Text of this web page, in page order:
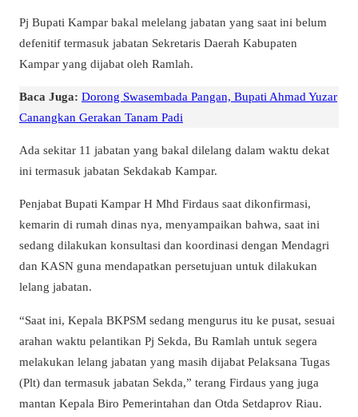
Pj Bupati Kampar bakal melelang jabatan yang saat ini belum
defenitif termasuk jabatan Sekretaris Daerah Kabupaten
Kampar yang dijabat oleh Ramlah.
Baca Juga: Dorong Swasembada Pangan, Bupati Ahmad Yuzar
Canangkan Gerakan Tanam Padi
Ada sekitar 11 jabatan yang bakal dilelang dalam waktu dekat
ini termasuk jabatan Sekdakab Kampar.
Penjabat Bupati Kampar H Mhd Firdaus saat dikonfirmasi,
kemarin di rumah dinas nya, menyampaikan bahwa, saat ini
sedang dilakukan konsultasi dan koordinasi dengan Mendagri
dan KASN guna mendapatkan persetujuan untuk dilakukan
lelang jabatan.
“Saat ini, Kepala BKPSM sedang mengurus itu ke pusat, sesuai
arahan waktu pelantikan Pj Sekda, Bu Ramlah untuk segera
melakukan lelang jabatan yang masih dijabat Pelaksana Tugas
(Plt) dan termasuk jabatan Sekda,” terang Firdaus yang juga
mantan Kepala Biro Pemerintahan dan Otda Setdaprov Riau.